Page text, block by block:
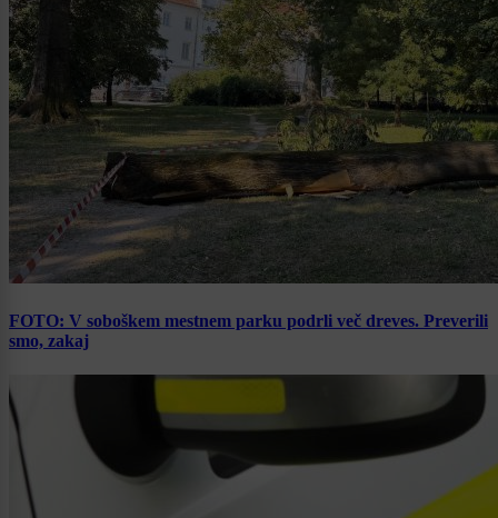
FOTO: V soboškem mestnem parku podrli več dreves. Preverili
smo, zakaj